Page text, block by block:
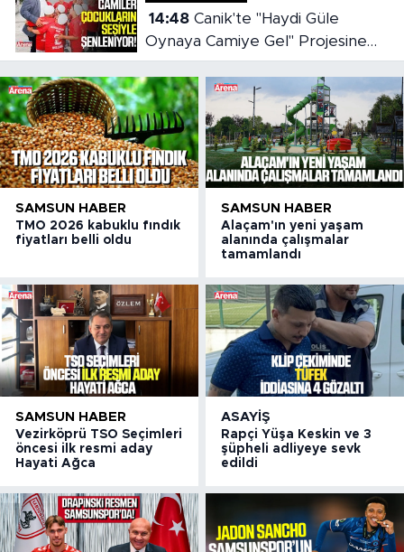
14:48Canik'te "Haydi Güle
Oynaya Camiye Gel" Projesine
yoğun ilgi
SAMSUN HABER
TMO 2026 kabuklu fındık
fiyatları belli oldu
SAMSUN HABER
Alaçam'ın yeni yaşam
alanında çalışmalar
tamamlandı
SAMSUN HABER
Vezirköprü TSO Seçimleri
öncesi ilk resmi aday
Hayati Ağca
ASAYIŞ
Rapçi Yüşa Keskin ve 3
şüpheli adliyeye sevk
edildi